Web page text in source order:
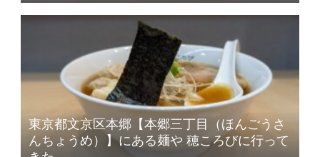
東京都文京区本郷【本郷三丁目（ほんごうさ
んちょうめ）】にある麺や 穂ころびに行って